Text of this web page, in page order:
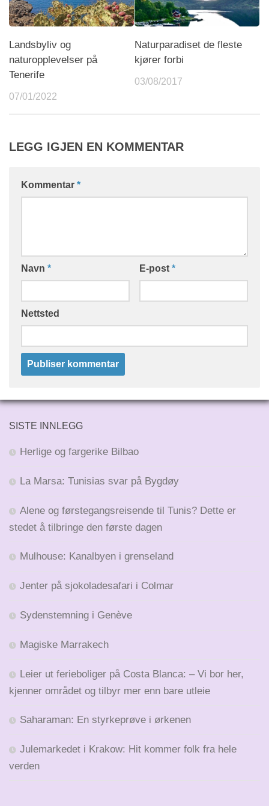
Landsbyliv og
naturopplevelser på
Tenerife
07/01/2022
Naturparadiset de fleste
kjører forbi
03/08/2017
LEGG IGJEN EN KOMMENTAR
Kommentar *
Navn * E-post *
Nettsted
SISTE INNLEGG
Herlige og fargerike Bilbao
La Marsa: Tunisias svar på Bygdøy
Alene og førstegangsreisende til Tunis? Dette er
stedet å tilbringe den første dagen
Mulhouse: Kanalbyen i grenseland
Jenter på sjokoladesafari i Colmar
Sydenstemning i Genève
Magiske Marrakech
Leier ut ferieboliger på Costa Blanca: – Vi bor her,
kjenner området og tilbyr mer enn bare utleie
Saharaman: En styrkeprøve i ørkenen
Julemarkedet i Krakow: Hit kommer folk fra hele
verden